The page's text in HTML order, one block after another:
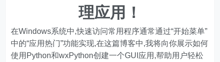
理应用！
在Windows系统中,快速访问常用程序通常通过“开始菜单”
中的“应用热门”功能实现,在这篇博客中,我将向你展示如何
使用Python和wxPython创建一个GUI应用,帮助用户轻松